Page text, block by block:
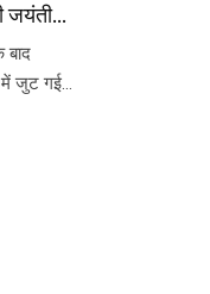
जयंती...
बाद
में जुट गई...